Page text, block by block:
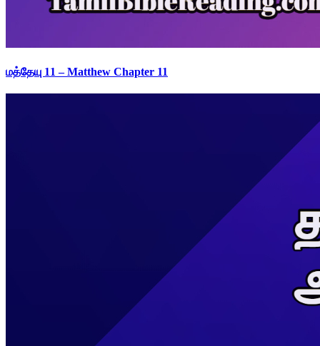
மத்தேயு 11 – Matthew Chapter 11